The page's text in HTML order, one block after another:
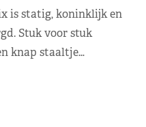
is statig, koninklijk en
Stuk voor stuk
knap staaltje…